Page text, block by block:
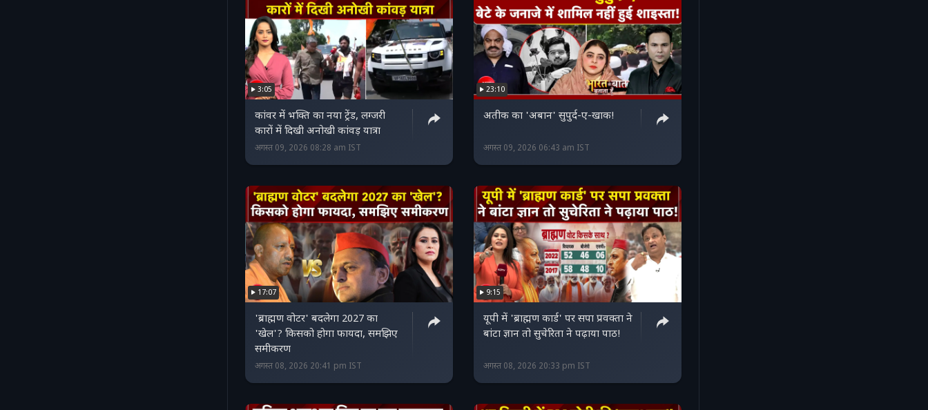
3:05
कांवर में भक्ति का नया ट्रेंड, लग्जरी
कारों में दिखी अनोखी कांवड़ यात्रा
अगस्त 09, 2026 08:28 am IST
23:10
अतीक का 'अबान' सुपुर्द-ए-खाक!
अगस्त 09, 2026 06:43 am IST
17:07
'ब्राह्मण वोटर' बदलेगा 2027 का
'खेल'? किसको होगा फायदा, समझिए
समीकरण
अगस्त 08, 2026 20:41 pm IST
9:15
यूपी में 'ब्राह्मण कार्ड' पर सपा प्रवक्ता ने
बांटा ज्ञान तो सुचेरिता ने पढ़ाया पाठ!
अगस्त 08, 2026 20:33 pm IST